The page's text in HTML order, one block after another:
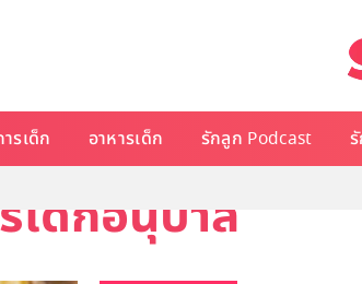
รเด็ก อาหารเด็ก รักลูก Podcast
เด็กอนุบาล